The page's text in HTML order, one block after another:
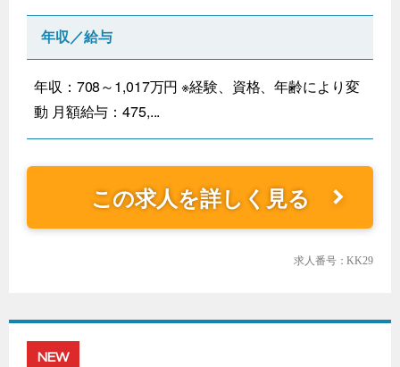
年収／給与
年収：708～1,017万円 ※経験、資格、年齢により変
動 月額給与：475,...
この求人を詳しく見る
求人番号：KK29
NEW